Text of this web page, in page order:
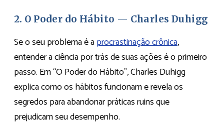
2. O Poder do Hábito — Charles Duhigg
Se o seu problema é aprocrastinação crônica,
entender a ciência por trás de suas ações é o primeiro
passo. Em “O Poder do Hábito”, Charles Duhigg
explica como os hábitos funcionam e revela os
segredos para abandonar práticas ruins que
prejudicam seu desempenho.